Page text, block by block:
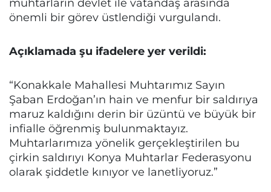
muhtarların devlet ile vatandaş arasında
önemli bir görev üstlendiği vurgulandı.
Açıklamada şu ifadelere yer verildi:
“Konakkale Mahallesi Muhtarımız Sayın
Şaban Erdoğan’ın hain ve menfur bir saldırıya
maruz kaldığını derin bir üzüntü ve büyük bir
infialle öğrenmiş bulunmaktayız.
Muhtarlarımıza yönelik gerçekleştirilen bu
çirkin saldırıyı Konya Muhtarlar Federasyonu
olarak şiddetle kınıyor ve lanetliyoruz.”